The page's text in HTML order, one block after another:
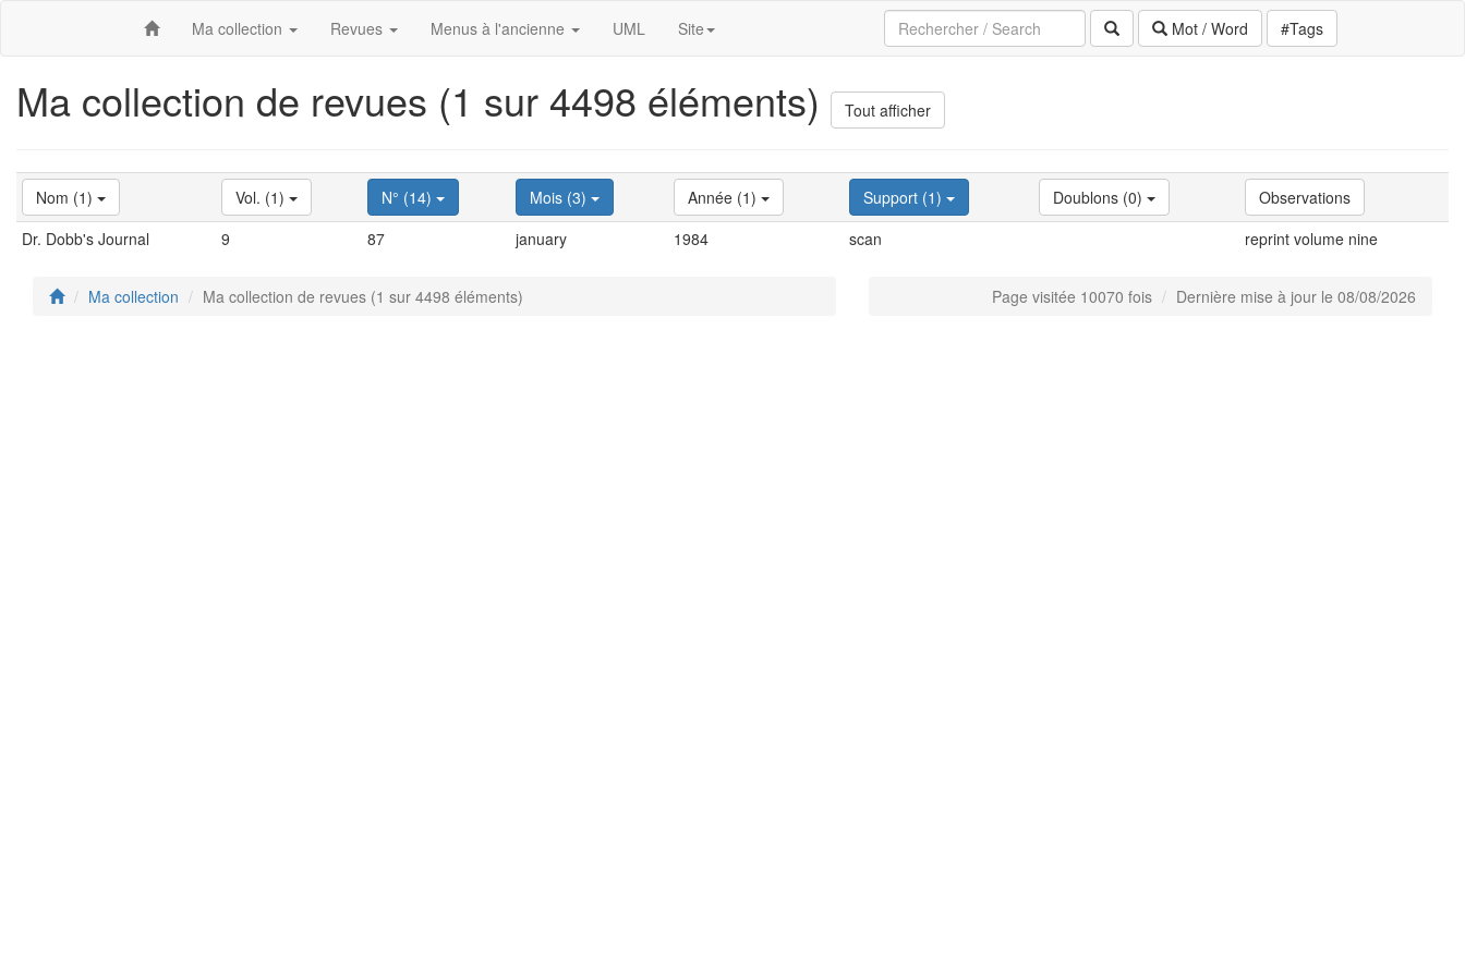
Ma collection Revues Menus à l'ancienne UML Site Mot / Word #Tags
Ma collection de revues (1 sur 4498 éléments) Tout afficher
Nom (1) Vol. (1) N° (14) Mois (3) Année (1) Support (1) Doublons (0)
Observations
Dr. Dobb's Journal
9 87 january 1984 scan reprint volume nine
Ma collection Ma collection de revues (1 sur 4498 éléments) Page visitée 10070 fois Dernière mise à jour le 08/08/2026